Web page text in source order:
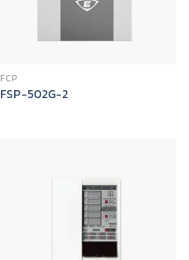
FCP
FSP-502G-2